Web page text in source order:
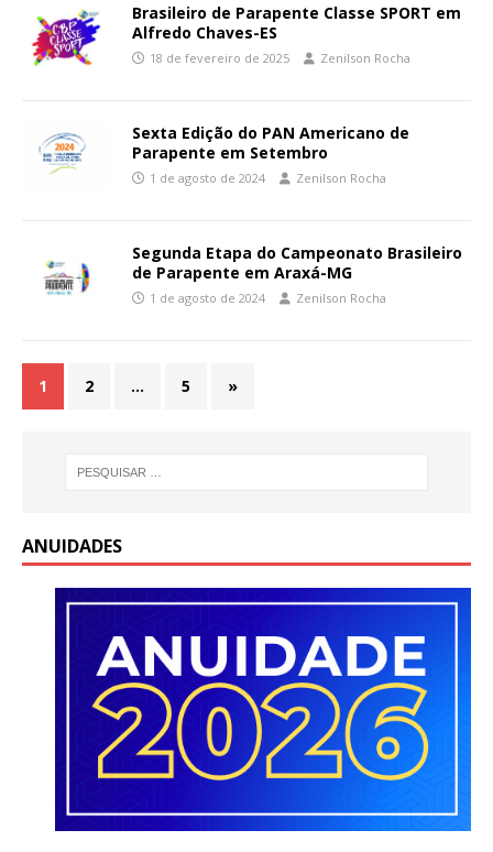
Brasileiro de Parapente Classe SPORT em
Alfredo Chaves-ES
18 de fevereiro de 2025 Zenilson Rocha
Sexta Edição do PAN Americano de
Parapente em Setembro
1 de agosto de 2024 Zenilson Rocha
Segunda Etapa do Campeonato Brasileiro
de Parapente em Araxá-MG
1 de agosto de 2024 Zenilson Rocha
1 2 … 5 »
ANUIDADES